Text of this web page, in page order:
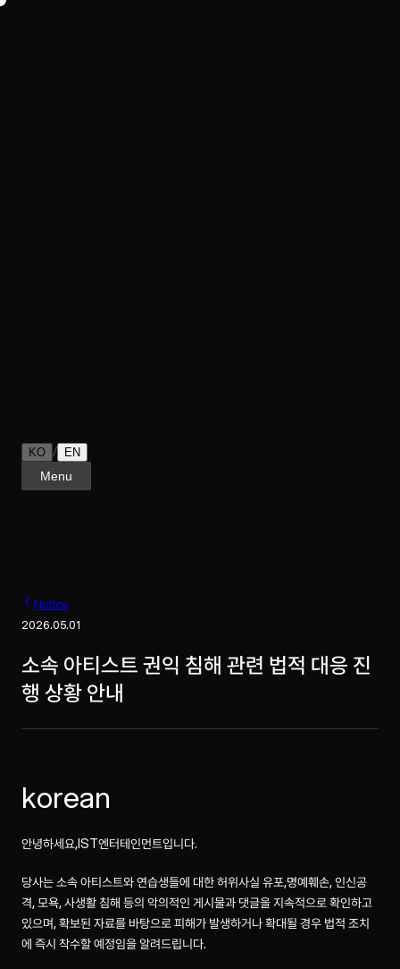
KO / EN
Menu
Notice
2026.05.01
소속 아티스트 권익 침해 관련 법적 대응 진
행 상황 안내
korean
안녕하세요,IST엔터테인먼트입니다.
당사는 소속 아티스트와 연습생들에 대한 허위사실 유포,명예훼손, 인신공
격, 모욕, 사생활 침해 등의 악의적인 게시물과 댓글을 지속적으로 확인하고
있으며, 확보된 자료를 바탕으로 피해가 발생하거나 확대될 경우 법적 조치
에 즉시 착수할 예정임을 알려드립니다.